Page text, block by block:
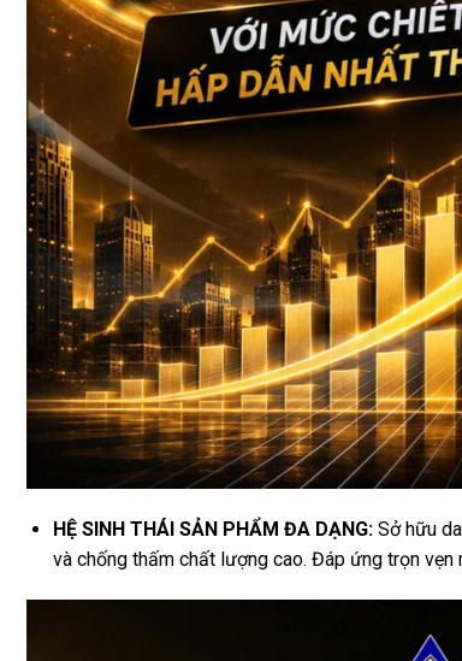
HỆ SINH THÁI SẢN PHẨM ĐA DẠNG: Sở hữu
và chống thấm chất lượng cao. Đáp ứng trọn